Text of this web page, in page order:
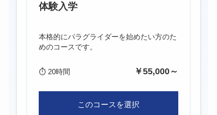
体験入学
本格的にパラグライダーを始めたい方のた
めのコースです。
⏱ 20時間 ￥55,000～
このコースを選択